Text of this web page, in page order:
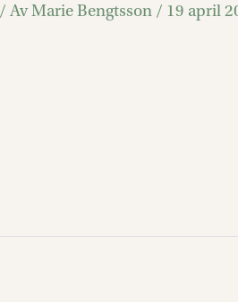
/ AvMarie Bengtsson / 19 april